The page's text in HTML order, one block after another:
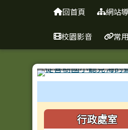
臺南市南區喜
回首頁 網站
校園影音 常
左邊區域內容
行政處室
頁尾區域